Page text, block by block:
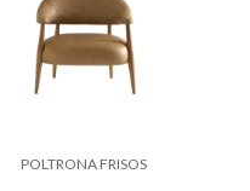
POLTRONA FRISOS